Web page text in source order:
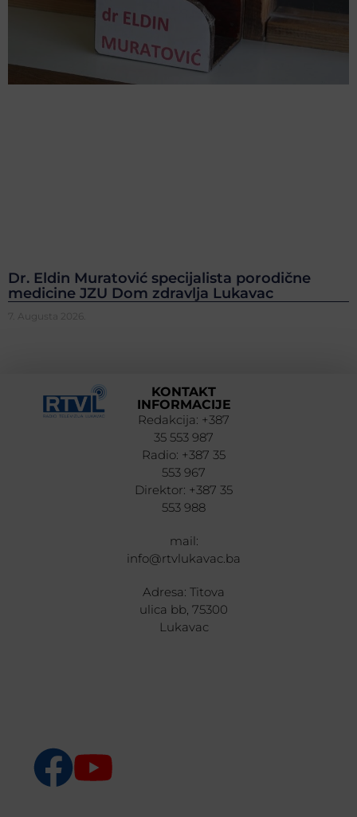
Dr. Eldin Muratović specijalista porodične
medicine JZU Dom zdravlja Lukavac
7. Augusta 2026.
KONTAKT
INFORMACIJE
Redakcija: +387
35 553 987
Radio: +387 35
553 967
Direktor: +387 35
553 988
mail:
info@rtvlukavac.ba
Adresa: Titova
ulica bb, 75300
Lukavac